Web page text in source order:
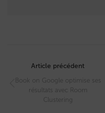
navigation
Article précédent
Book on Google optimise ses
résultats avec Room
Clustering